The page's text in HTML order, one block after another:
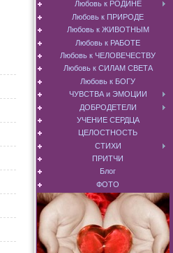
Любовь к РОДИНЕ
Любовь к ПРИРОДЕ
Любовь к ЖИВОТНЫМ
Любовь к РАБОТЕ
Любовь к ЧЕЛОВЕЧЕСТВУ
Любовь к СИЛАМ СВЕТА
Любовь к БОГУ
ЧУВСТВА и ЭМОЦИИ
ДОБРОДЕТЕЛИ
УЧЕНИЕ СЕРДЦА
ЦЕЛОСТНОСТЬ
СТИХИ
ПРИТЧИ
Блог
ФОТО